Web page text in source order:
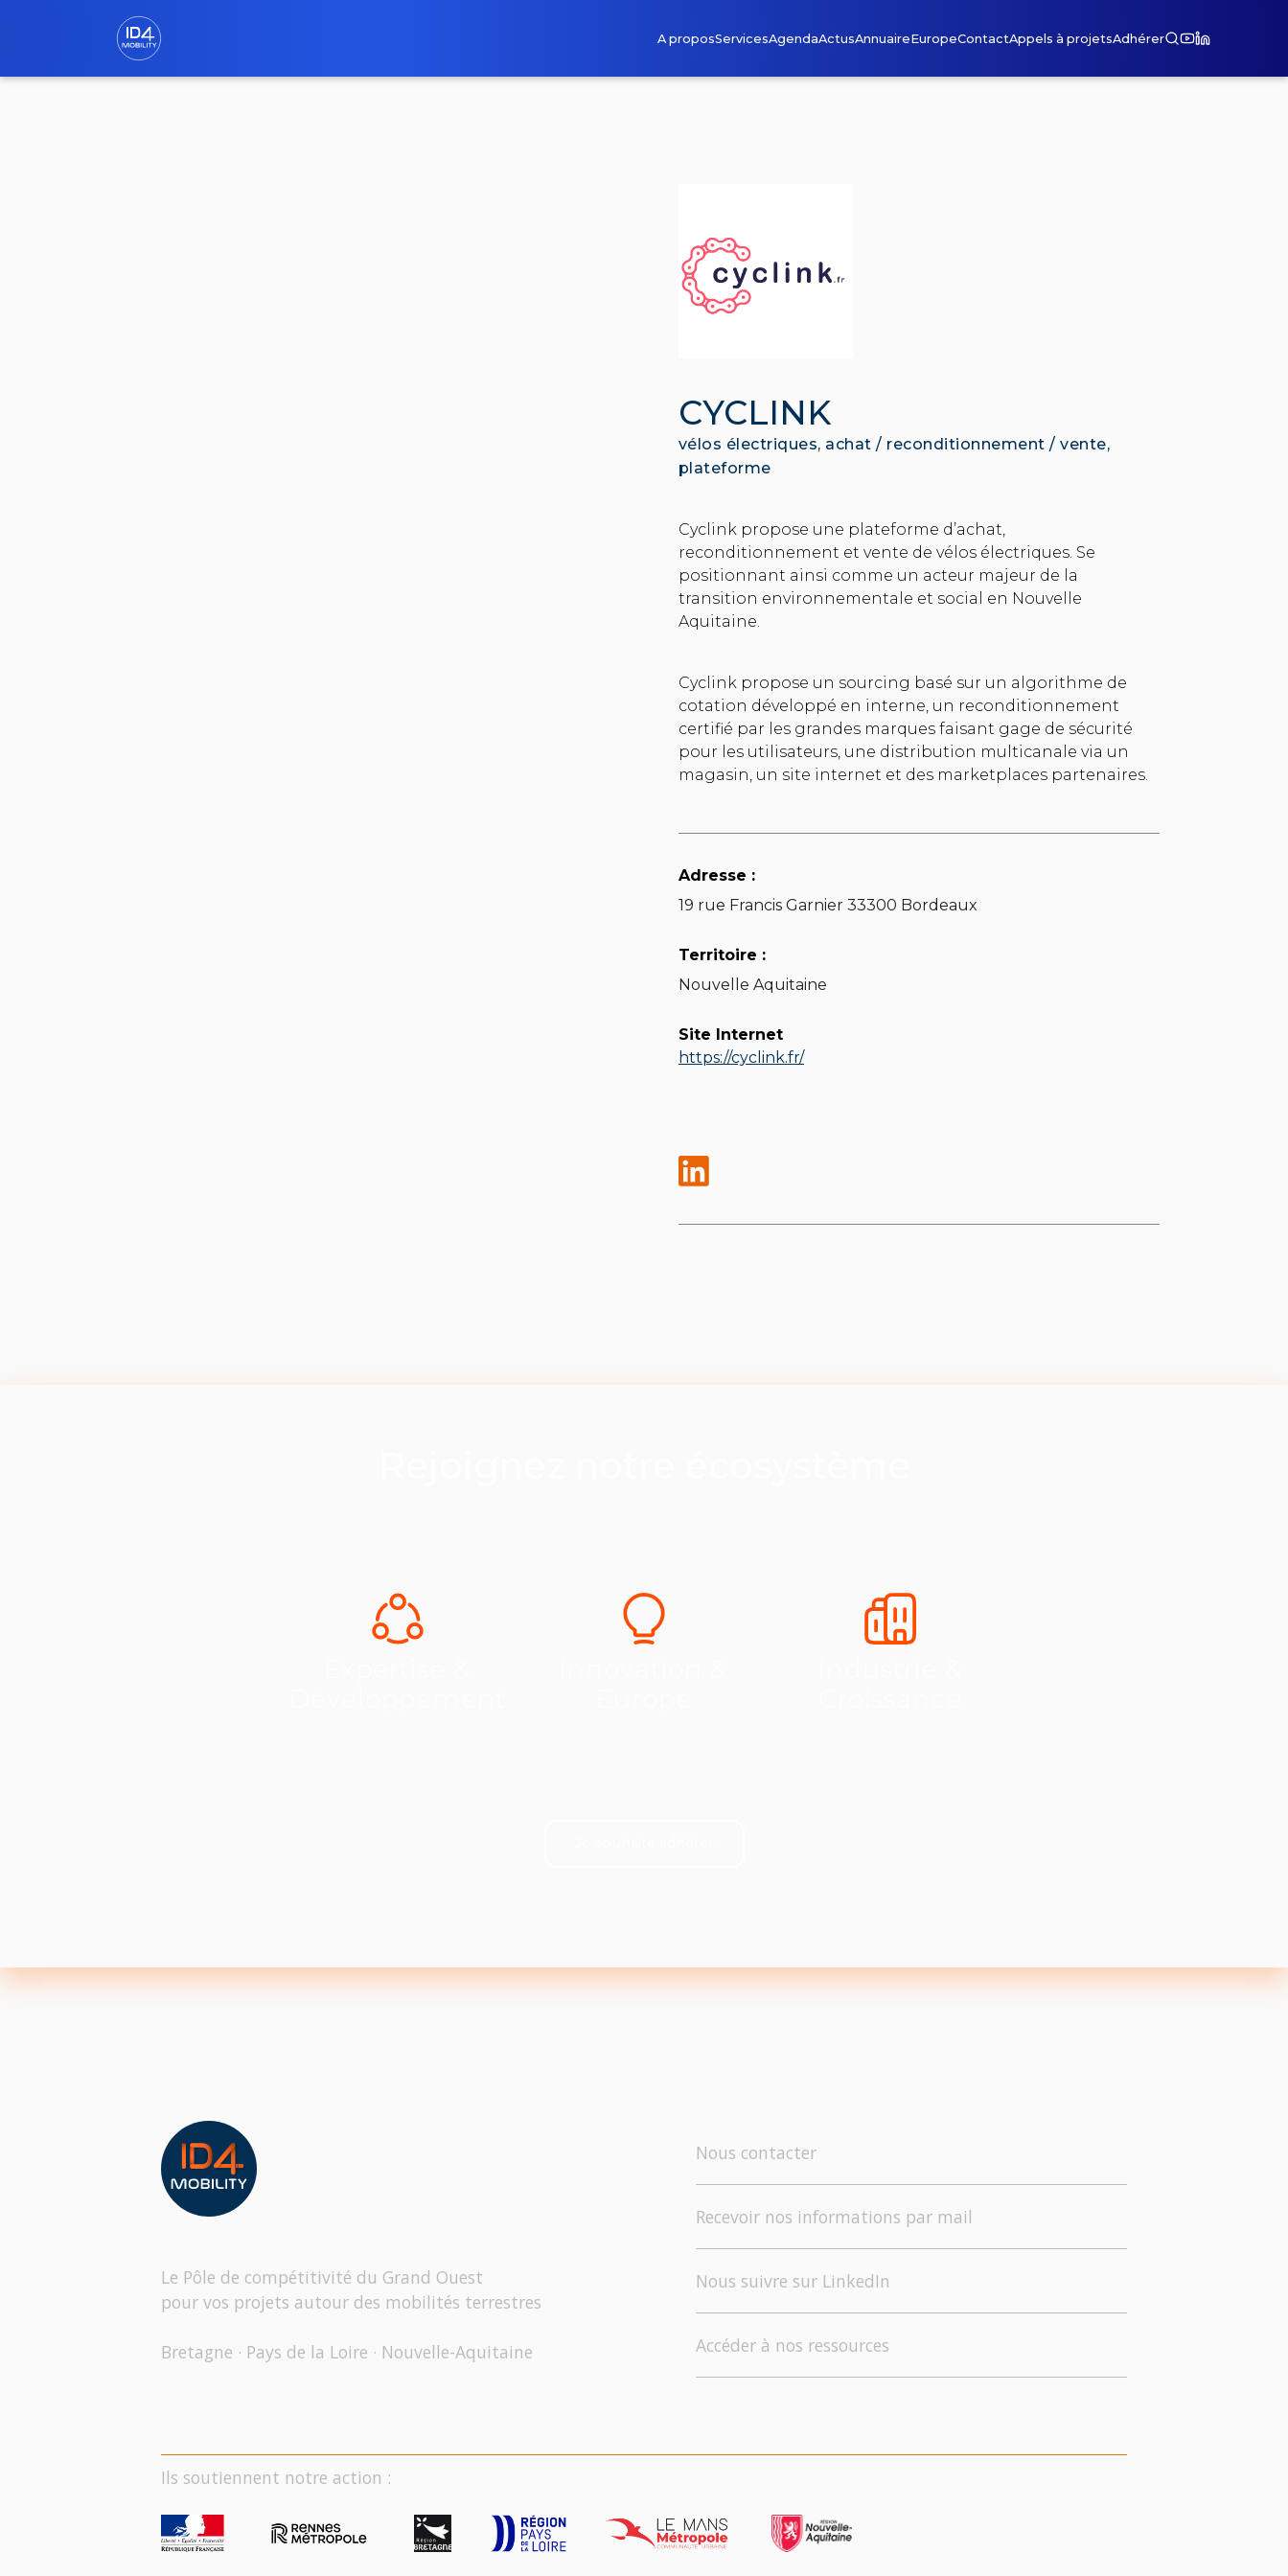
A proposServicesAgendaActusAnnuaireEuropeContactAppels à projetsAdhérer
CYCLINK
vélos électriques, achat / reconditionnement / vente,
plateforme
Cyclink propose une plateforme d’achat,
reconditionnement et vente de vélos électriques. Se
positionnant ainsi comme un acteur majeur de la
transition environnementale et social en Nouvelle
Aquitaine.
Cyclink propose un sourcing basé sur un algorithme de
cotation développé en interne, un reconditionnement
certifié par les grandes marques faisant gage de sécurité
pour les utilisateurs, une distribution multicanale via un
magasin, un site internet et des marketplaces partenaires.
Adresse :
19 rue Francis Garnier 33300 Bordeaux
Territoire :
Nouvelle Aquitaine
Site Internet
https://cyclink.fr/
Le Pôle de compétitivité du Grand Ouest
pour vos projets autour des mobilités terrestres
Bretagne · Pays de la Loire · Nouvelle-Aquitaine
Nous contacter
Recevoir nos informations par mail
Nous suivre sur LinkedIn
Accéder à nos ressources
Ils soutiennent notre action :